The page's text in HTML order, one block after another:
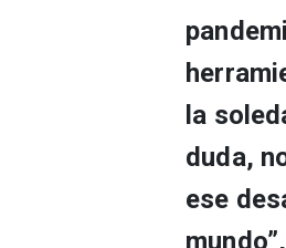
la
duda,
ese